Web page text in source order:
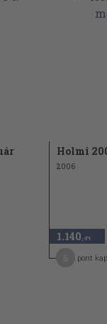
Holmi
2006
1.140 ,-Ft
pont